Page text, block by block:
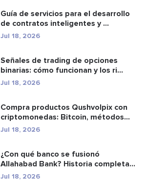
Guía de servicios para el desarrollo
de contratos inteligentes y ...
Jul 18, 2026
Señales de trading de opciones
binarias: cómo funcionan y los ri...
Jul 18, 2026
Compra productos Qushvolpix con
criptomonedas: Bitcoin, métodos
d...
Jul 18, 2026
¿Con qué banco se fusionó
Allahabad Bank? Historia completa
de ...
Jul 18, 2026